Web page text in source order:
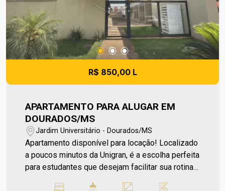
sem aviso prévio, pois são de responsabilidade
da administradora do condomínio e prefeitura
municipal. A metragem informada é aproximada e
pode apresentar pequenas variações.
R$ 850,00 L
APARTAMENTO PARA ALUGAR EM
DOURADOS/MS
Jardim Universitário - Dourados/MS
Apartamento disponível para locação! Localizado
a poucos minutos da Unigran, é a escolha perfeita
para estudantes que desejam facilitar sua rotina